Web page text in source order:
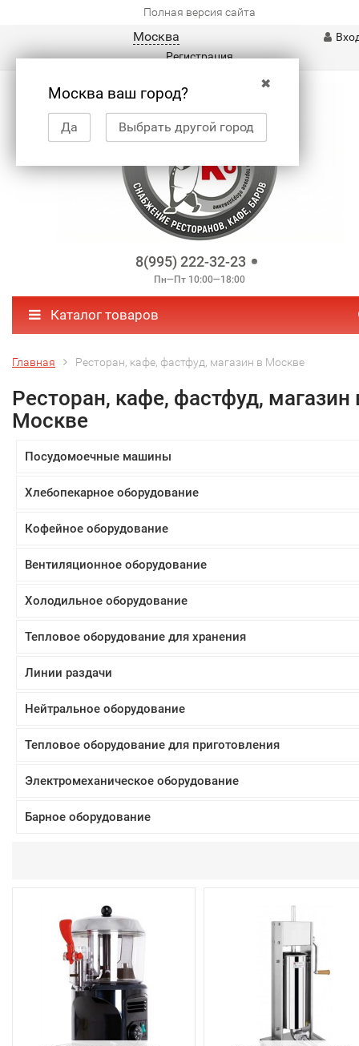
Полная версия сайта
Москва
✖
Москва ваш город?
Да Выбрать другой город
Регистрация
8(995) 222-32-23
Пн—Пт 10:00—18:00
Каталог товаров
Главная Ресторан, кафе, фастфуд, магазин в Москве
Ресторан, кафе, фастфуд, магазин
Москве
Посудомоечные машины
Хлебопекарное оборудование
Кофейное оборудование
Вентиляционное оборудование
Холодильное оборудование
Тепловое оборудование для хранения
Линии раздачи
Нейтральное оборудование
Тепловое оборудование для приготовления
Электромеханическое оборудование
Барное оборудование